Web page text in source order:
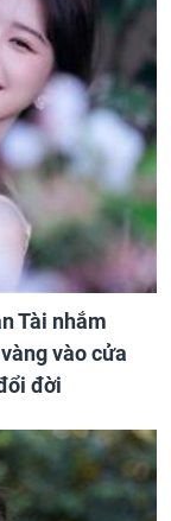
Tài nhắm
vào cửa
đời